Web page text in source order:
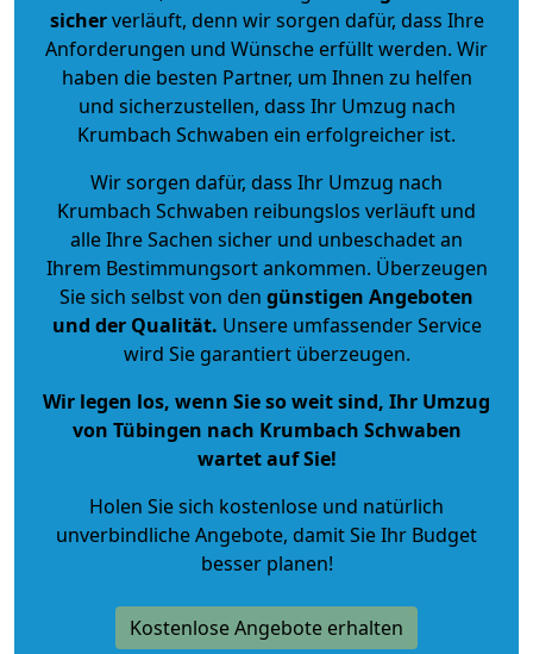
sicherverläuft, denn wir sorgen dafür, dass Ihre
Anforderungen und Wünsche erfüllt werden. Wir
haben die besten Partner, um Ihnen zu helfen
und sicherzustellen, dass Ihr Umzug nach
Krumbach Schwaben ein erfolgreicher ist.
Wir sorgen dafür, dass Ihr Umzug nach
Krumbach Schwaben reibungslos verläuft und
alle Ihre Sachen sicher und unbeschadet an
Ihrem Bestimmungsort ankommen. Überzeugen
Sie sich selbst von den günstigen Angeboten
und der Qualität. Unsere umfassender Service
wird Sie garantiert überzeugen.
Wir legen los, wenn Sie so weit sind, Ihr Umzug
von Tübingen nach Krumbach Schwaben
wartet auf Sie!
Holen Sie sich kostenlose und natürlich
unverbindliche Angebote, damit Sie Ihr Budget
besser planen!
Kostenlose Angebote erhalten